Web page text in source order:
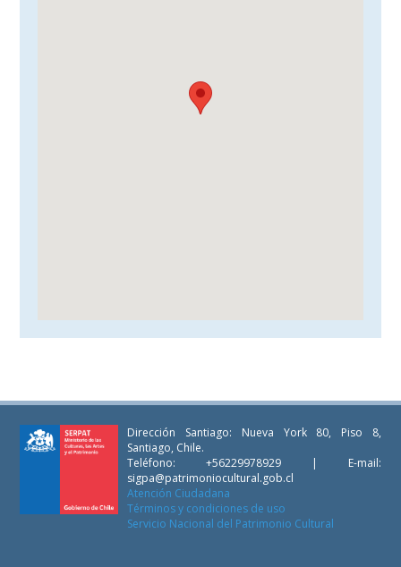
Dirección Santiago: Nueva York 80, Piso 8,
Santiago, Chile.
Teléfono: +56229978929 | E-mail:
sigpa@patrimoniocultural.gob.cl
Atención Ciudadana
Términos y condiciones de uso
Servicio Nacional del Patrimonio Cultural